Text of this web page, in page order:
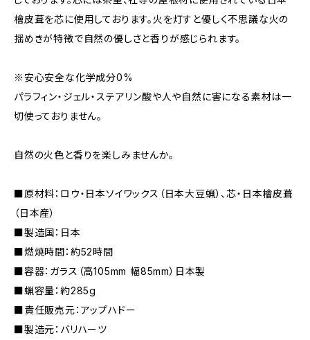
檜皮葺を芯に使用しております。火を灯すと優しく不思議な火の
揺めきが特徴で自然の優しさと香りが感じられます。
※安心安全な化学成分0%
パラフィン・ジェル・ステアリン酸や人や自然に害になる素材は一
切使っておりません。
自然の火色と香りを楽しみませんか。
■原材料：ロウ・日本ソイワックス（日本大豆蝋）、芯・日本檜皮葺
（日本産）
■製造国：日本
■燃焼時間：約52時間
■容器：ガラス（高105mm 幅85mm）日本製
■蝋容量：約285g
■責任販売元：アップハドー
■製造元：バリハーツ